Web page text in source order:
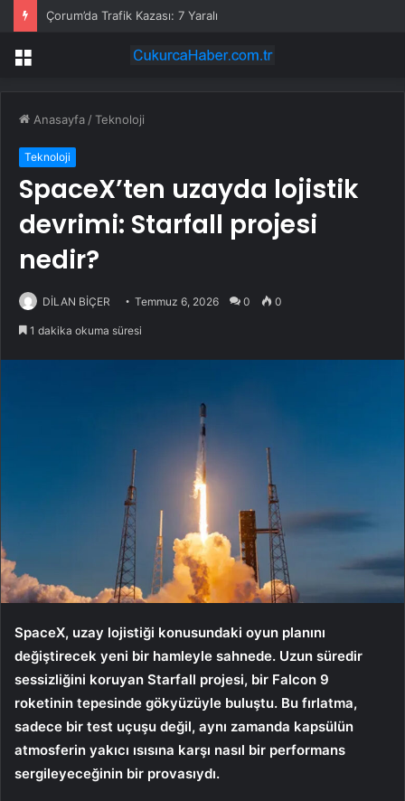
Çorum’da Trafik Kazası: 7 Yaralı
Menü
Anasayfa /Teknoloji
Teknoloji
SpaceX’ten uzayda lojistik
devrimi: Starfall projesi
nedir?
DİLAN BİÇER Temmuz 6, 2026 0 0
1 dakika okuma süresi
SpaceX, uzay lojistiği konusundaki oyun planını
değiştirecek yeni bir hamleyle sahnede. Uzun süredir
sessizliğini koruyan Starfall projesi, bir Falcon 9
roketinin tepesinde gökyüzüyle buluştu. Bu fırlatma,
sadece bir test uçuşu değil, aynı zamanda kapsülün
atmosferin yakıcı ısısına karşı nasıl bir performans
sergileyeceğinin bir provasıydı.